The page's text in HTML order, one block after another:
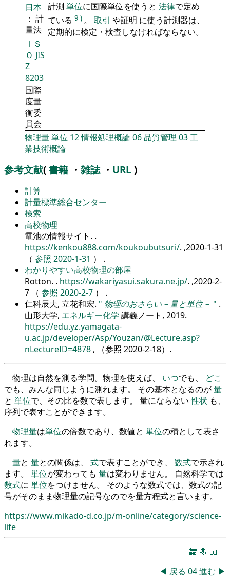
日本
： 計
量法
計測 単位に国際単位を使うと 法律で定め
ている 9 ) 。 取引 や証明 に使う計測器は、
定期的に検定・検査しなければならない。
ＩＳ
Ｏ JIS
Z
8203
国際
度量
衡委
員会
物理量単位 12情報処理概論06品質管理 03工
業技術概論
参考文献( 書籍 ・ 雑誌・ URL )
計算
計量標準総合センター
検索
高校物理
電池の情報サイト. .
https://kenkou888.com/koukoubutsuri/. ,2020-1-31
（ 参照 2020-1-31 ） .
わかりやすい高校物理の部屋
Rotton. . https://wakariyasui.sakura.ne.jp/. ,2020-2-
7 （ 参照 2020-2-7 ） .
仁科辰夫, 立花和宏.
物理のおさらい－量と単位－
.
山形大学, エネルギー化学 講義ノート, 2019.
https://edu.yz.yamagata-
u.ac.jp/developer/Asp/Youzan/@Lecture.asp?
nLectureID=4878 , （参照 2020-2-18）.
物理は自然を測る学問。物理を使えば、 いつでも、 どこ
でも、みんな同じように測れます。 その基本となるのが量
と 単位で、その比を数で表します。 量にならない性状 も、
序列で表すことができます。
物理量は単位の倍数であり、数値と 単位の積として表さ
れます。
量と 量との関係は、 式で表すことができ、 数式で示され
ます。 単位が変わっても 量は変わりません。 自然科学では
数式に 単位をつけません。 そのような数式では、数式の記
号がそのまま物理量の記号なのでを量方程式と言います。
https://www.mikado-d.co.jp/m-online/category/science-
life
🔚 🔝 📖
◀ 戻る 04進む ▶